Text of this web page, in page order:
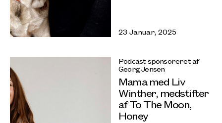
23 Januar, 2025
Podcast sponsoreret af
Georg Jensen
Mama med Liv
Winther, medstifter
af To The Moon,
Honey